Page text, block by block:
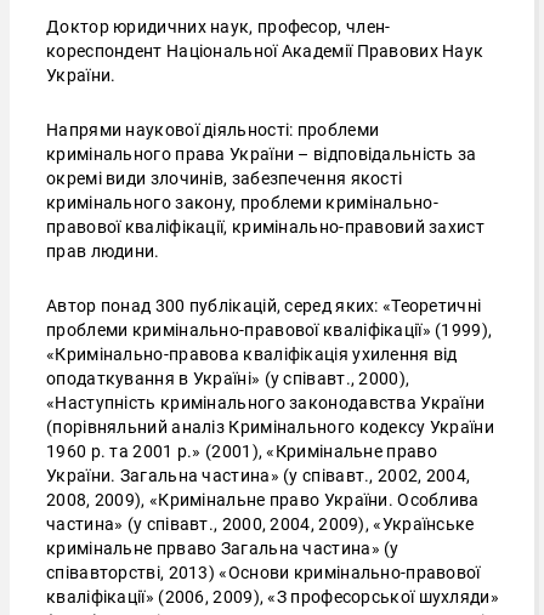
Доктор юридичних наук, професор, член-
кореспондент Національної Академії Правових Наук
України.
Напрями наукової діяльності: проблеми
кримінального права України – відповідальність за
окремі види злочинів, забезпечення якості
кримінального закону, проблеми кримінально-
правової кваліфікації, кримінально-правовий захист
прав людини.
Автор понад 300 публікацій, серед яких: «Теоретичні
проблеми кримінально-правової кваліфікації» (1999),
«Кримінально-правова кваліфікація ухилення від
оподаткування в Україні» (у співавт., 2000),
«Наступність кримінального законодавства України
(порівняльний аналіз Кримінального кодексу України
1960 р. та 2001 р.» (2001), «Кримінальне право
України. Загальна частина» (у співавт., 2002, 2004,
2008, 2009), «Кримінальне право України. Особлива
частина» (у співавт., 2000, 2004, 2009), «Українське
кримінальне прваво Загальна частина» (у
співавторстві, 2013) «Основи кримінально-правової
кваліфікації» (2006, 2009), «З професорської шухляди»